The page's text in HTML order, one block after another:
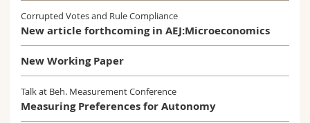
Corrupted Votes and Rule Compliance
New article forthcoming in AEJ:Microeconomics
New Working Paper
Talk at Beh. Measurement Conference
Measuring Preferences for Autonomy